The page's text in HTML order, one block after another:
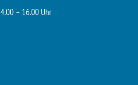
– 16.00 Uhr